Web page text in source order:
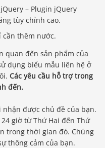
– Plugin jQuery
tùy chỉnh cao.
cần thêm nước.
quan đến sản phẩm của
dụng biểu mẫu liên hệ ở
Các yêu cầu hỗ trợ trong
đến.
được chủ đề của bạn.
giờ từ Thứ Hai đến Thứ
trong thời gian đó. Chúng
thông cảm của bạn.